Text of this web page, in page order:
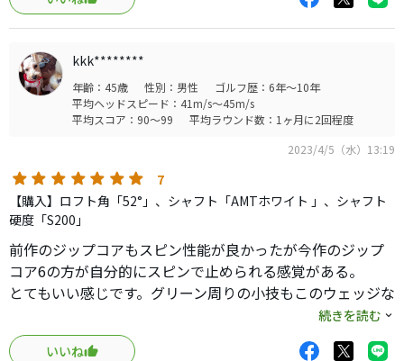
様々なライから打ちやすく、低く出してスピンで止めるの
も、高く上げて落下角で止めるのもどちらもやり易いで
す。
寒くやってきた時期のベアグラウンドでのザックリミスが
出てしまってたので、どう変化するか今年の冬が楽しみで
ザックリ・ダブりを嫌う人はLOWをお勧めします。
kkk********
年齢：45歳 性別：男性
ゴルフ歴：6年～10年
平均ヘッドスピード：41m/s～45m/s
平均スコア：90～99
平均ラウンド数：1ヶ月に2回程度
2023/4/5（水）13:19
7
【購入】ロフト角「52°」、シャフト「AMTホワイト 」、シャフト
硬度「S200」
前作のジップコアもスピン性能が良かったが今作のジップ
コア6の方が自分的にスピンで止められる感覚がある。
とてもいい感じです。グリーン周りの小技もこのウェッジな
ら色々できそうなイメージが持てます。56度も購入するか
検討中です。
続きを読む
いいね